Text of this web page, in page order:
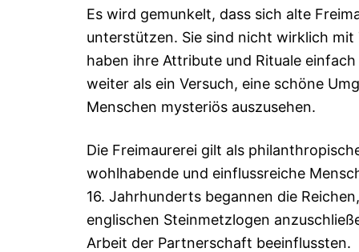
Es wird gemunkelt, dass sich alte
unterstützen. Sie sind nicht wirklich
haben ihre Attribute und Rituale
weiter als ein Versuch, eine schöne
Menschen mysteriös auszusehen.
Die Freimaurerei gilt als
wohlhabende und einflussreiche
16. Jahrhunderts begannen die
englischen Steinmetzlogen
Arbeit der Partnerschaft beeinflussten.